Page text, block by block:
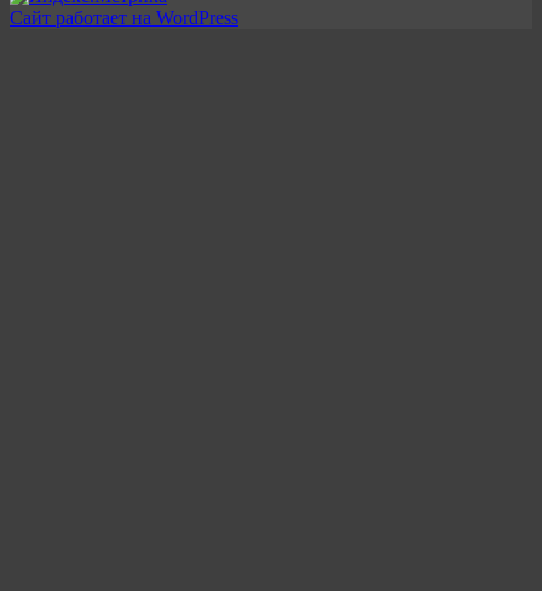
Сайт работает на WordPress